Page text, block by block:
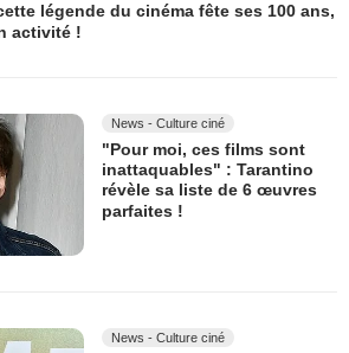
légende du cinéma fête ses 100 ans,
activité !
News - Culture ciné
"Pour moi, ces films sont
inattaquables" : Tarantino
révèle sa liste de 6 œuvres
parfaites !
News - Culture ciné